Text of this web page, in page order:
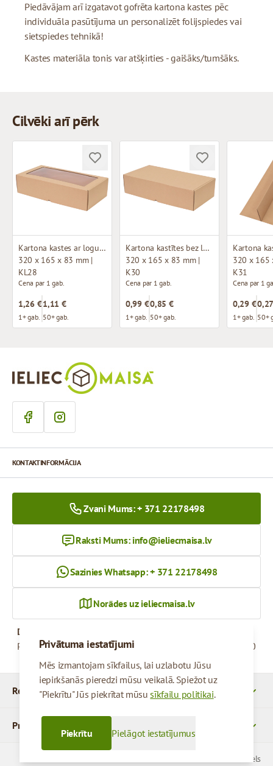
Piedāvājam arī izgatavot gofrēta kartona kastes pēc
individuāla pasūtījuma un personalizēt folijspiedes vai
sietspiedes tehnikā!
Kastes materiāla tonis var atšķirties - gaišāks/tumšāks.
Cilvēki arī pērk
Kartona kastes ar logu (mikrogofras)
320 x 165 x 83 mm |
KL28
Cena par 1 gab.
1,26 €
1+ gab.
1,11 €
50+ gab.
Kartona kastītes bez loga (mikrogofras)
320 x 165 x 83 mm |
K30
Cena par 1 gab.
0,99 €
1+ gab.
0,85 €
50+ gab.
320 x 165
K31
Cena par 1
0,29 €
1+ gab. 50+
Privātuma iestatījumi
Mēs izmantojam sīkfailus, lai uzlabotu Jūsu
iepirkšanās pieredzi mūsu veikalā. Spiežot uz
"Piekrītu" Jūs piekrītat mūsusīkfailu politikai.
Pielāgot iestatījumus
Piekrītu
Rekvizīti
Produkti
KONTAKTINFORMĀCIJA
Zvani Mums: + 371 22178498
Raksti Mums: info@ieliecmaisa.lv
Sazinies Whatsapp: + 371 22178498
Norādes uz ieliecmaisa.lv
Darba Laiks
Pirmdiena - Piektdiena
09:00 - 17:00
© 2026 SIA Parcels